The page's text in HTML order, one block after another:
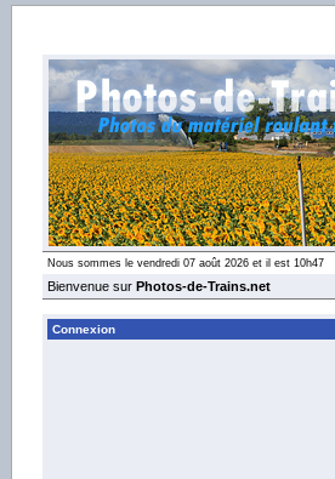
Nous sommes le vendredi 07 août 2026 et il est 10h47
Bienvenue sur Photos-de-Trains.net
Connexion